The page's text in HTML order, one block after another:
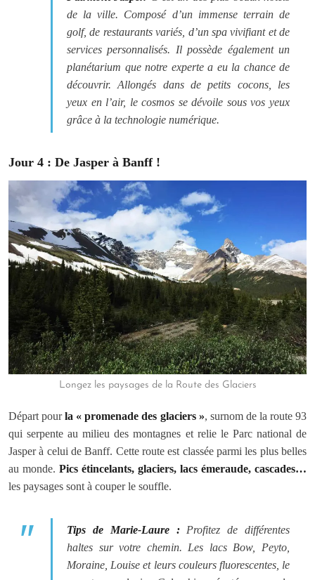
de la ville. Composé d’un immense terrain de
golf, de restaurants variés, d’un spa vivifiant et de
services personnalisés. Il possède également un
planétarium que notre experte a eu la chance de
découvrir. Allongés dans de petits cocons, les
yeux en l’air, le cosmos se dévoile sous vos yeux
grâce à la technologie numérique.
Jour 4 : De Jasper à Banff !
Longez les paysages de la Route des Glaciers
Départ pourla « promenade des glaciers », surnom de la route 93
qui serpente au milieu des montagnes et relie le Parc national de
Jasper à celui de Banff. Cette route est classée parmi les plus belles
au monde. Pics étincelants, glaciers, lacs émeraude, cascades…
les paysages sont à couper le souffle.
Tips de Marie-Laure :Profitez de différentes
haltes sur votre chemin. Les lacs Bow, Peyto,
Moraine, Louise et leurs couleurs fluorescentes, le